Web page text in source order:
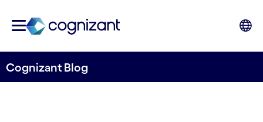
Cognizant Blog